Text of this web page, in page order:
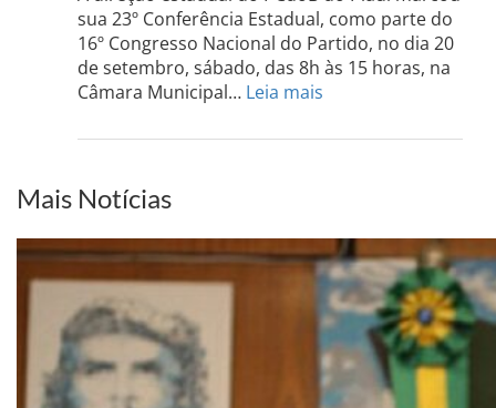
Sul
dia
sua 23º Conferência Estadual, como parte do
16º Congresso Nacional do Partido, no dia 20
de setembro, sábado, das 8h às 15 horas, na
Câmara Municipal… Leia mais
PI
Estadual
dia
20
de
setembro
Mais Notícias